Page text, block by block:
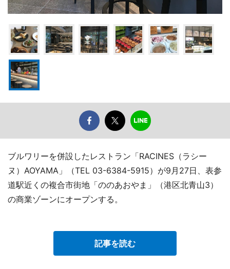
ブルワリーを併設したレストラン「RACINES（ラシー
ヌ）AOYAMA」（TEL 03-6384-5915）が9月27日、表参
道駅近くの複合市街地「ののあおやま」（港区北青山3）
の商業ゾーンにオープンする。
記事を読む